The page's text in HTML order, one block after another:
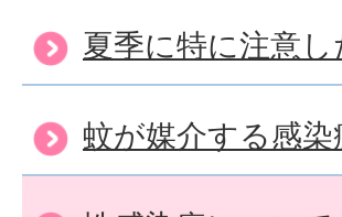
夏季に特に注意
蚊が媒介する感